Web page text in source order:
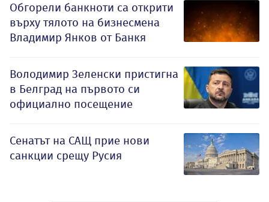
Обгорели банкноти са открити
върху тялото на бизнесмена
Владимир Янков от Банкя
Володимир Зеленски пристигна
в Белград на първото си
официално посещение
Сенатът на САЩ прие нови
санкции срещу Русия